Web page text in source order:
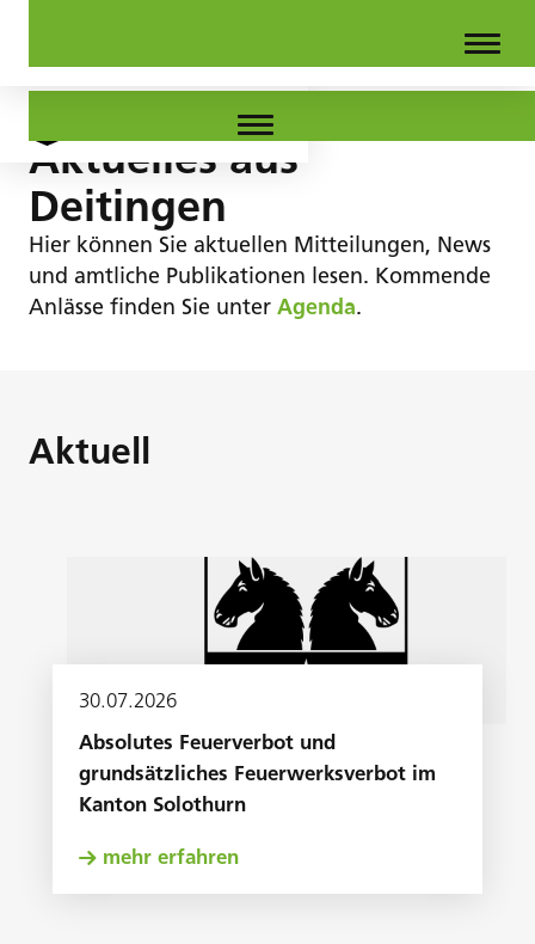
Aktuelles aus
Deitingen
Hier können Sie aktuellen Mitteilungen, News
und amtliche Publikationen lesen. Kommende
Anlässe finden Sie unter Agenda.
Aktuell
30.07.2026
Absolutes Feuerverbot und
grundsätzliches Feuerwerksverbot im
Kanton Solothurn
mehr erfahren